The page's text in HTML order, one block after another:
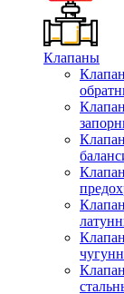
Клапаны